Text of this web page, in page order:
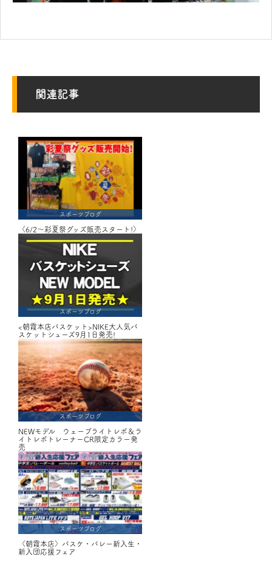
関連記事
スポーツブログ
〈6/2～彩夏祭グッズ販売スタート!〉
スポーツブログ
<朝霞本店バスケット>NIKE大人気バ
スケットシューズ9月1日発売!
スポーツブログ
NEWモデル ウェーブライトレボ＆ラ
イトレボトレーナーCR限定カラー発
売
スポーツブログ
〈朝霞本店〉バスケ・バレー新入生・
新入団応援フェア